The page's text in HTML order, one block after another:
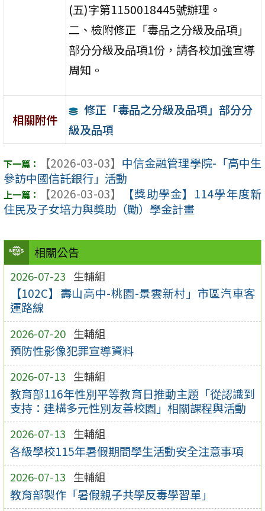
相關公告
2026-07-23 生輔組
【102C】壽山高中-桃園-景雲新村」市區汽車客
運路線
2026-07-20 生輔組
預防性影像犯罪宣導資料
2026-07-13 生輔組
教育部116年性別平等教育日推動主題「從認識到
支持：建構多元性別友善校園」相關課程與活動
2026-07-13 生輔組
各級學校115年暑假期間學生活動安全注意事項
2026-07-13 生輔組
教育部製作「暑假親子共學反毒學習單」
(五)字第1150018445號辦理。
二、檢附修正「毒品之分級及品項」
部分分級及品項1份，請各校加強宣導
周知。
相關附件
修正「毒品之分級及品項」部分分
級及品項
【2026-03-03】 中信金融管理學院-「高中生
參訪中國信託銀行」活動
【2026-03-03】
【獎助學金】114學年度新
住民及子女培力與獎助（勵）學金計畫